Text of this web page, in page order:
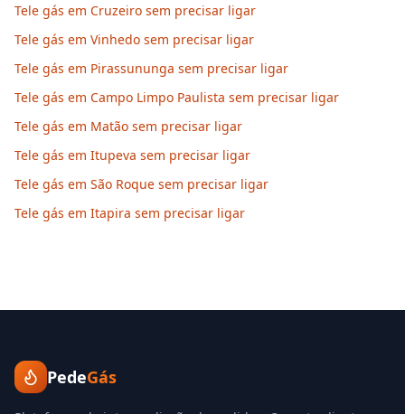
Tele gás em Cruzeiro sem precisar ligar
Tele gás em Vinhedo sem precisar ligar
Tele gás em Pirassununga sem precisar ligar
Tele gás em Campo Limpo Paulista sem precisar ligar
Tele gás em Matão sem precisar ligar
Tele gás em Itupeva sem precisar ligar
Tele gás em São Roque sem precisar ligar
Tele gás em Itapira sem precisar ligar
PedeGás